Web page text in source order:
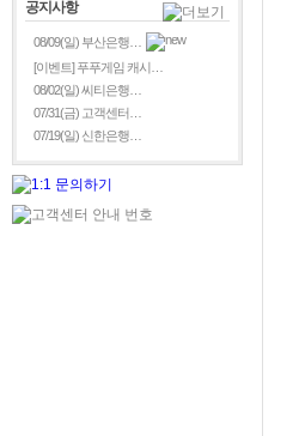
공지사항
08/09(일) 부산은행…
[이벤트] 푸푸게임 캐시…
08/02(일) 씨티은행…
07/31(금) 고객센터…
07/19(일) 신한은행…